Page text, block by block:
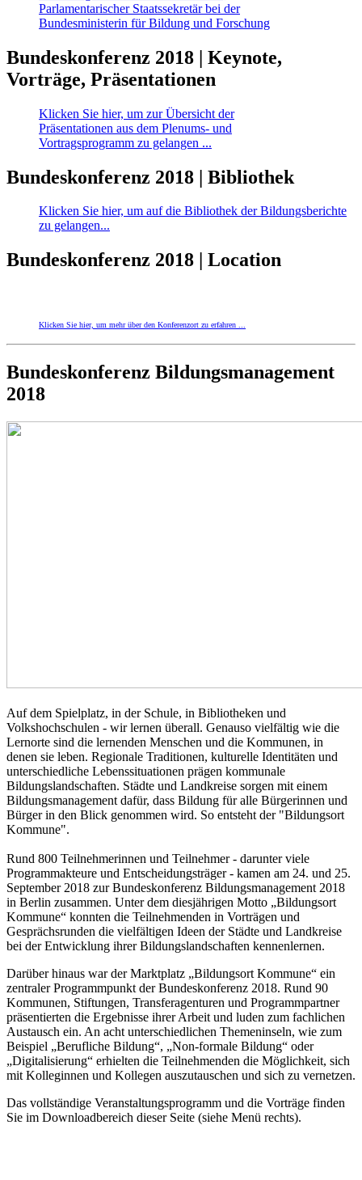
Parlamentarischer Staatssekretär bei der
Bundesministerin für Bildung und Forschung
Bundeskonferenz 2018 | Keynote,
Vorträge, Präsentationen
Klicken Sie hier, um zur Übersicht der
Präsentationen aus dem Plenums- und
Vortragsprogramm zu gelangen ...
Bundeskonferenz 2018 | Bibliothek
Klicken Sie hier, um auf die Bibliothek der Bildungsberichte
zu gelangen...
Bundeskonferenz 2018 | Location
Klicken Sie hier, um mehr über den Konferenzort zu erfahren ...
Bundeskonferenz Bildungsmanagement
2018
Auf dem Spielplatz, in der Schule, in Bibliotheken und
Volkshochschulen - wir lernen überall. Genauso vielfältig wie die
Lernorte sind die lernenden Menschen und die Kommunen, in
denen sie leben. Regionale Traditionen, kulturelle Identitäten und
unterschiedliche Lebenssituationen prägen kommunale
Bildungslandschaften. Städte und Landkreise sorgen mit einem
Bildungsmanagement dafür, dass Bildung für alle Bürgerinnen und
Bürger in den Blick genommen wird. So entsteht der "Bildungsort
Kommune".
Rund 800 Teilnehmerinnen und Teilnehmer - darunter viele
Programmakteure und Entscheidungsträger - kamen am 24. und 25.
September 2018 zur Bundeskonferenz Bildungsmanagement 2018
in Berlin zusammen. Unter dem diesjährigen Motto „Bildungsort
Kommune“ konnten die Teilnehmenden in Vorträgen und
Gesprächsrunden die vielfältigen Ideen der Städte und Landkreise
bei der Entwicklung ihrer Bildungslandschaften kennenlernen.
Darüber hinaus war der Marktplatz „Bildungsort Kommune“ ein
zentraler Programmpunkt der Bundeskonferenz 2018. Rund 90
Kommunen, Stiftungen, Transferagenturen und Programmpartner
präsentierten die Ergebnisse ihrer Arbeit und luden zum fachlichen
Austausch ein. An acht unterschiedlichen Themeninseln, wie zum
Beispiel „Berufliche Bildung“, „Non-formale Bildung“ oder
„Digitalisierung“ erhielten die Teilnehmenden die Möglichkeit, sich
mit Kolleginnen und Kollegen auszutauschen und sich zu vernetzen.
Das vollständige Veranstaltungsprogramm und die Vorträge finden
Sie im Downloadbereich dieser Seite (siehe Menü rechts).